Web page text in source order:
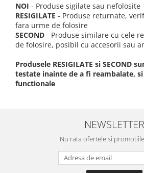
NOI - Produse sigilate sau nefolosite
RESIGILATE - Produse returnate,
fara urme de folosire
SECOND - Produse similare cu cele
de folosire, posibil cu accesorii sau
Produsele RESIGILATE si SECOND
testate inainte de a fi reambalate,
functionale
NEWSLETTER
Nu rata ofertele si